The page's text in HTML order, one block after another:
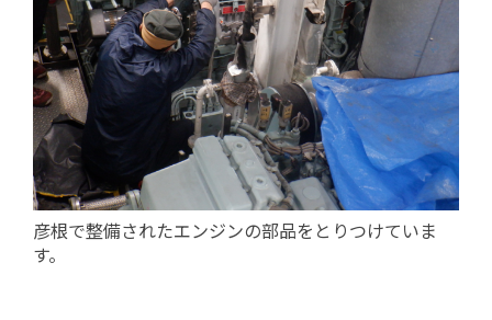
彦根で整備されたエンジンの部品をとりつけていま
す。